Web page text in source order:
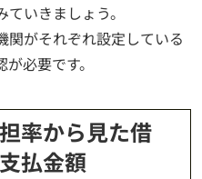
いきましょう。
関がそれぞれ設定している
必要です。
率から見た借
払金額